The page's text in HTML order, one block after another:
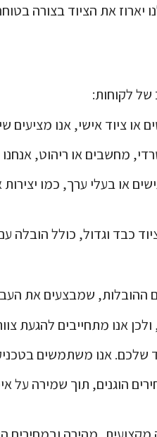
יארוז את הציוד בצורה
של לקוחות:
או ציוד אישי, אנו
מחשבים או ריהוט,
או בעלי ערך, כמו
כבד וגדול, כולל הובלה
ההובלות, שמבצעים את
אנו מתחייבים להגעת
שלכם. אנו משתמשים
הוגנים, תוך שמירה